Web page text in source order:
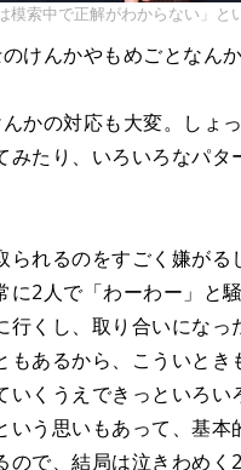
模索中で正解がわからない」と
んかやもめごとなんか
の対応も大変。しょ
たり、いろいろなパ
れるのをすごく嫌が
に2人で「わーわー」と
くし、取り合いにな
あるから、こういとき
くうえできっといろ
う思いもあって、基本
で、結局は泣きわめく